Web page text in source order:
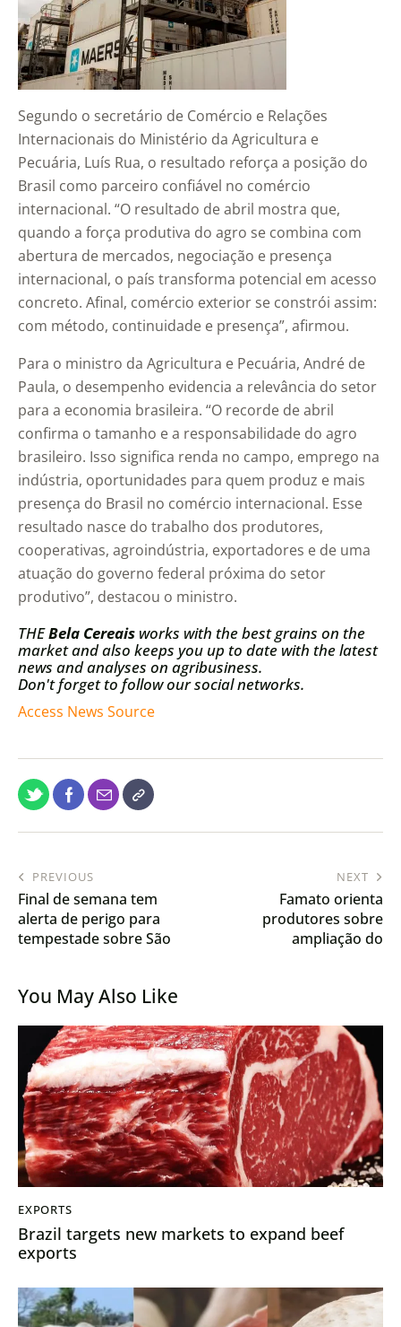
Segundo o secretário de Comércio e Relações
Internacionais do Ministério da Agricultura e
Pecuária, Luís Rua, o resultado reforça a posição do
Brasil como parceiro confiável no comércio
internacional. “O resultado de abril mostra que,
quando a força produtiva do agro se combina com
abertura de mercados, negociação e presença
internacional, o país transforma potencial em acesso
concreto. Afinal, comércio exterior se constrói assim:
com método, continuidade e presença”, afirmou.
Para o ministro da Agricultura e Pecuária, André de
Paula, o desempenho evidencia a relevância do setor
para a economia brasileira. “O recorde de abril
confirma o tamanho e a responsabilidade do agro
brasileiro. Isso significa renda no campo, emprego na
indústria, oportunidades para quem produz e mais
presença do Brasil no comércio internacional. Esse
resultado nasce do trabalho dos produtores,
cooperativas, agroindústria, exportadores e de uma
atuação do governo federal próxima do setor
produtivo”, destacou o ministro.
THEBela Cereais works with the best grains on the
market and also keeps you up to date with the latest
news and analyses on agribusiness.
Don't forget to follow our social networks.
Access News Source
PREVIOUS
Final de semana tem
alerta de perigo para
tempestade sobre São
NEXT
Famato orienta
produtores sobre
ampliação do
You May Also Like
EXPORTS
Brazil targets new markets to expand beef
exports